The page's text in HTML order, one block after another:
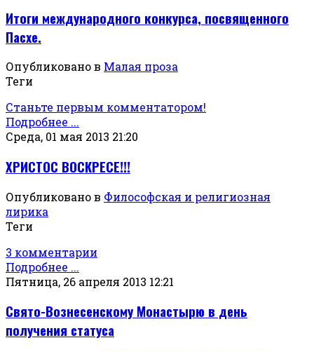
Итоги международного конкурса, посвященного
Пасхе.
Опубликовано в Малая проза
Теги
Станьте первым комментатором!
Подробнее ...
Среда, 01 мая 2013 21:20
ХРИСТОС ВОСКРЕСЕ!!!
Опубликовано в Философская и религиозная
лирика
Теги
3 комментарии
Подробнее ...
Пятница, 26 апреля 2013 12:21
Свято-Вознесенскому Монастырю в день
получения статуса